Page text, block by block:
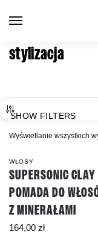
stylizacja
SHOW FILTERS
Wyświetlanie wszystkich
WŁOSY
SUPERSONIC
POMADA DO
Z MINERAŁAMI
164,00 zł